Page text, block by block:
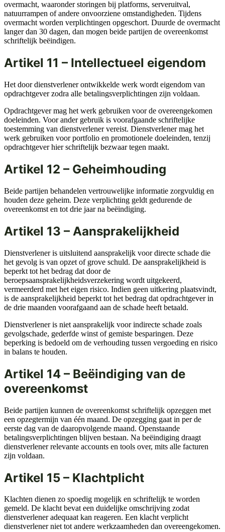
overmacht, waaronder storingen bij platforms, serveruitval,
natuurrampen of andere onvoorziene omstandigheden. Tijdens
overmacht worden verplichtingen opgeschort. Duurde de overmacht
langer dan 30 dagen, dan mogen beide partijen de overeenkomst
schriftelijk beëindigen.
Artikel 11 – Intellectueel eigendom
Het door dienstverlener ontwikkelde werk wordt eigendom van
opdrachtgever zodra alle betalingsverplichtingen zijn voldaan.
Opdrachtgever mag het werk gebruiken voor de overeengekomen
doeleinden. Voor ander gebruik is voorafgaande schriftelijke
toestemming van dienstverlener vereist. Dienstverlener mag het
werk gebruiken voor portfolio en promotionele doeleinden, tenzij
opdrachtgever hier schriftelijk bezwaar tegen maakt.
Artikel 12 – Geheimhouding
Beide partijen behandelen vertrouwelijke informatie zorgvuldig en
houden deze geheim. Deze verplichting geldt gedurende de
overeenkomst en tot drie jaar na beëindiging.
Artikel 13 – Aansprakelijkheid
Dienstverlener is uitsluitend aansprakelijk voor directe schade die
het gevolg is van opzet of grove schuld. De aansprakelijkheid is
beperkt tot het bedrag dat door de
beroepsaansprakelijkheidsverzekering wordt uitgekeerd,
vermeerderd met het eigen risico. Indien geen uitkering plaatsvindt,
is de aansprakelijkheid beperkt tot het bedrag dat opdrachtgever in
de drie maanden voorafgaand aan de schade heeft betaald.
Dienstverlener is niet aansprakelijk voor indirecte schade zoals
gevolgschade, gederfde winst of gemiste besparingen. Deze
beperking is bedoeld om de verhouding tussen vergoeding en risico
in balans te houden.
Artikel 14 – Beëindiging van de
overeenkomst
Beide partijen kunnen de overeenkomst schriftelijk opzeggen met
een opzegtermijn van één maand. De opzegging gaat in per de
eerste dag van de daaropvolgende maand. Openstaande
betalingsverplichtingen blijven bestaan. Na beëindiging draagt
dienstverlener relevante accounts en tools over, mits alle facturen
zijn voldaan.
Artikel 15 – Klachtplicht
Klachten dienen zo spoedig mogelijk en schriftelijk te worden
gemeld. De klacht bevat een duidelijke omschrijving zodat
dienstverlener adequaat kan reageren. Een klacht verplicht
dienstverlener niet tot andere werkzaamheden dan overeengekomen.